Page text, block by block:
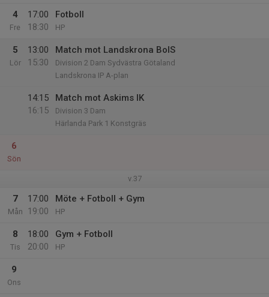
4
Fre
17:00
18:30
Fotboll
HP
5
Lör
13:00
15:30
Match mot Landskrona BoIS
Division 2 Dam Sydvästra Götaland
Landskrona IP A-plan
14:15
16:15
Match mot Askims IK
Division 3 Dam
Härlanda Park 1 Konstgräs
6
Sön
v.37
7
Mån
17:00
19:00
Möte + Fotboll + Gym
HP
8
Tis
18:00
20:00
Gym + Fotboll
HP
9
Ons